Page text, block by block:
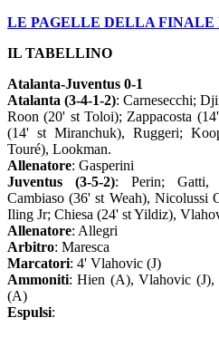
LE PAGELLE DELLA FINALE
IL TABELLINO
Atalanta-Juventus 0-1
Atalanta (3-4-1-2): Carnesecchi;
Roon (20' st Toloi); Zappacosta
(14' st Miranchuk), Ruggeri;
Touré), Lookman.
Allenatore: Gasperini
Juventus (3-5-2): Perin; Gatti,
Cambiaso (36' st Weah), Nicolussi
Iling Jr; Chiesa (24' st Yildiz),
Allenatore: Allegri
Arbitro: Maresca
Marcatori: 4' Vlahovic (J)
Ammoniti: Hien (A), Vlahovic
(A)
Espulsi: